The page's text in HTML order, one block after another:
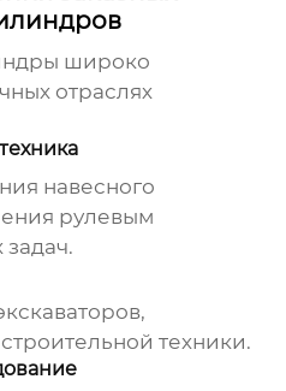
широко
отраслях
навесного
рулевым
техники.